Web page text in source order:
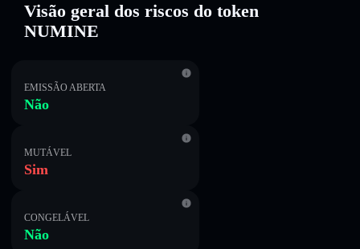
Visão geral dos riscos do token
NUMINE
EMISSÃO ABERTA
Não
MUTÁVEL
Sim
CONGELÁVEL
Não